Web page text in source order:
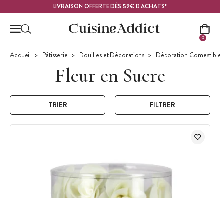
LIVRAISON OFFERTE DÈS 59€ D'ACHATS*
0
Accueil Pâtisserie Douilles et Décorations Décoration
Fleur en Sucre
TRIER FILTRER